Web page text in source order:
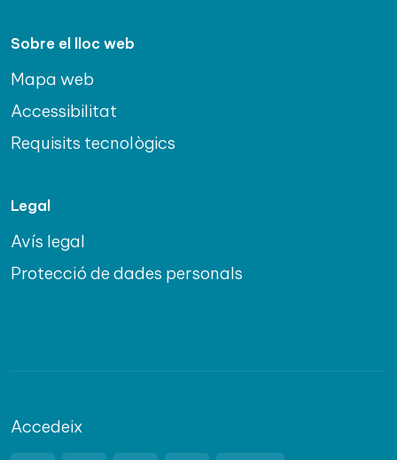
Sobre el lloc web
Mapa web
Accessibilitat
Requisits tecnològics
Legal
Avís legal
Protecció de dades personals
Accedeix